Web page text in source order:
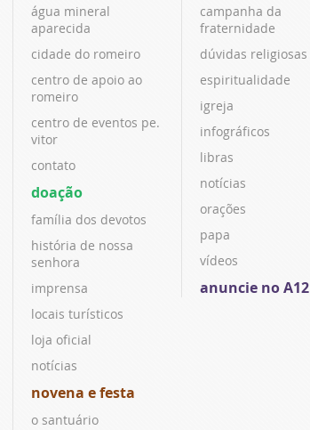
água mineral
aparecida
cidade do romeiro
centro de apoio ao
romeiro
centro de eventos pe.
vitor
contato
doação
família dos devotos
história de nossa
senhora
imprensa
locais turísticos
loja oficial
notícias
novena e festa
o santuário
campanha da
fraternidade
dúvidas religiosas
espiritualidade
igreja
infográficos
libras
notícias
orações
papa
vídeos
anuncie no A12